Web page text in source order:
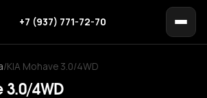
+7 (937) 771-72-70
/KIA Mohave 3.0/4WD
3.0/4WD